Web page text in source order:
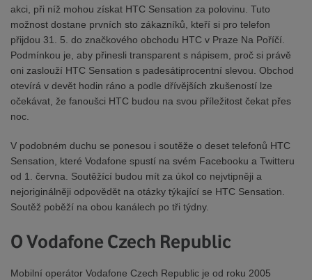
akci, při níž mohou získat HTC Sensation za polovinu. Tuto
možnost dostane prvních sto zákazníků, kteří si pro telefon
přijdou 31. 5. do značkového obchodu HTC v Praze Na Poříčí.
Podmínkou je, aby přinesli transparent s nápisem, proč si právě
oni zaslouží HTC Sensation s padesátiprocentní slevou. Obchod
otevírá v devět hodin ráno a podle dřívějších zkušeností lze
očekávat, že fanoušci HTC budou na svou příležitost čekat přes
noc.
V podobném duchu se ponesou i soutěže o deset telefonů HTC
Sensation, které Vodafone spustí na svém Facebooku a Twitteru
od 1. června. Soutěžící budou mít za úkol co nejvtipněji a
nejoriginálněji odpovědět na otázky týkající se HTC Sensation.
Soutěž poběží na obou kanálech po tři týdny.
O Vodafone Czech Republic
Mobilní operátor Vodafone Czech Republic je od roku 2005